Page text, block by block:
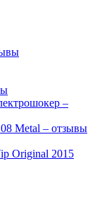
–
Metal – отзывы
Original 2015